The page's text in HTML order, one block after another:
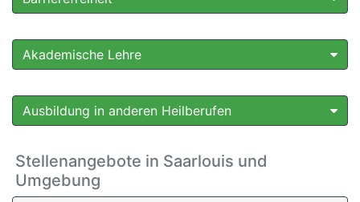
Akademische Lehre
Ausbildung in anderen Heilberufen
Stellenangebote in Saarlouis und
Umgebung